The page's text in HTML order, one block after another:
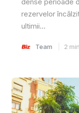
rezervelor
ultimii...
Team 2 min